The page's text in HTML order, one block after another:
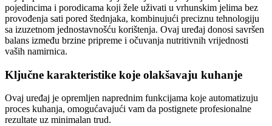
pojedincima i porodicama koji žele uživati u vrhunskim jelima bez
provođenja sati pored štednjaka, kombinujući preciznu tehnologiju
sa izuzetnom jednostavnošću korištenja. Ovaj uređaj donosi savršen
balans između brzine pripreme i očuvanja nutritivnih vrijednosti
vaših namirnica.
Ključne karakteristike koje olakšavaju kuhanje
Ovaj uređaj je opremljen naprednim funkcijama koje automatizuju
proces kuhanja, omogućavajući vam da postignete profesionalne
rezultate uz minimalan trud.